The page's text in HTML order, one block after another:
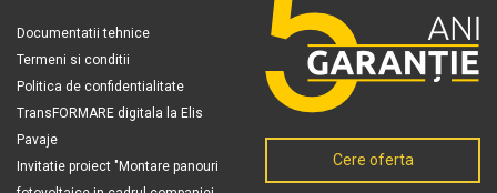
Documentatii tehnice
Termeni si conditii
Politica de confidentialitate
TransFORMARE digitala la Elis
Pavaje
Invitatie proiect "Montare panouri
Cere oferta